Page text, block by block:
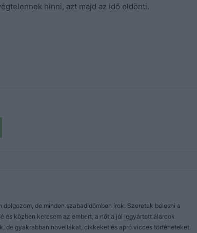
hinni, azt majd az idő eldönti.
dolgozom, de minden szabadidőmben írok. Szeretek belesni a
és közben keresem az embert, a nőt a jól legyártott álarcok
de gyakrabban novellákat, cikkeket és apró vicces történeteket.